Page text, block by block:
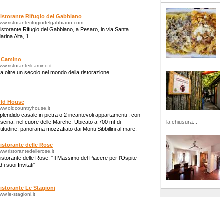
Rifugio del Gabbiano
Rifugio del Gabbiano, a Pesaro, in via Santa
Alta, 1
Camino
oltre un secolo nel mondo della ristorazione
House
casale in pietra o 2 incantevoli appartamenti , con
nel cuore delle Marche. Ubicato a 700 mt di
panorama mozzafiato dai Monti Sibbillini al mare.
delle Rose
delle Rose: "Il Massimo del Piacere per l'Ospite
i suoi Invitati"
Le Stagioni
stagioni.it
la chiusura...